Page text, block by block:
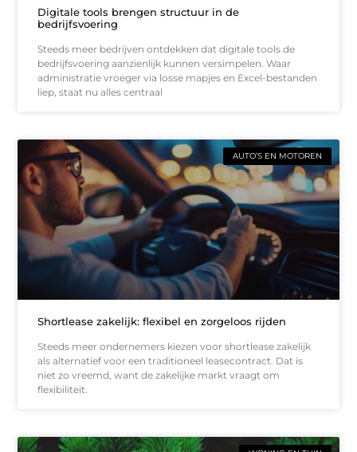
Digitale tools brengen structuur in de
bedrijfsvoering
Steeds meer bedrijven ontdekken dat digitale tools de
bedrijfsvoering aanzienlijk kunnen versimpelen. Waar
administratie vroeger via losse mapjes en Excel-bestanden
liep, staat nu alles centraal
AUTO’S EN MOTOREN
Shortlease zakelijk: flexibel en zorgeloos rijden
Steeds meer ondernemers kiezen voor shortlease zakelijk
als alternatief voor een traditioneel leasecontract. Dat is
niet zo vreemd, want de zakelijke markt vraagt om
flexibiliteit.